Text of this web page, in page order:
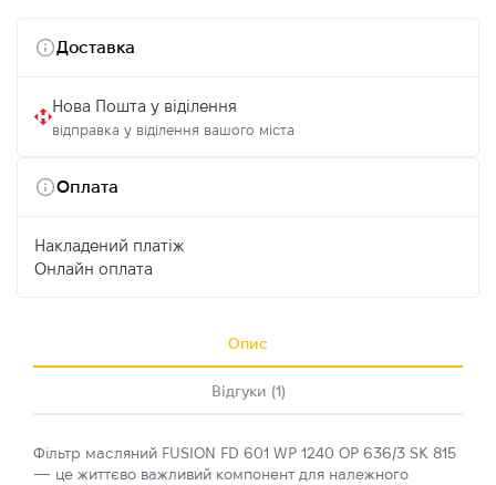
Доставка
Нова Пошта у віділення
відправка у віділення вашого міста
Оплата
Накладений платіж
Онлайн оплата
Опис
Відгуки (1)
Фільтр масляний FUSION FD 601 WP 1240 OP 636/3 SK 815
— це життєво важливий компонент для належного